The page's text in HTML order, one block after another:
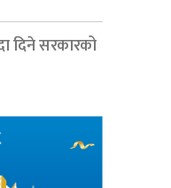
दिने सरकारको